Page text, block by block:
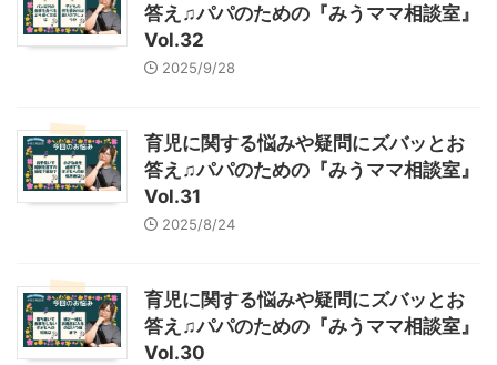
答え♫パパのための『みうママ相談室』
Vol.32
2025/9/28
育児に関する悩みや疑問にズバッとお
答え♫パパのための『みうママ相談室』
Vol.31
2025/8/24
育児に関する悩みや疑問にズバッとお
答え♫パパのための『みうママ相談室』
Vol.30